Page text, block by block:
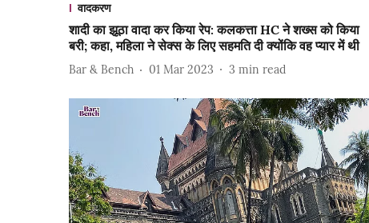
वादकरण
शादी का झूठा वादा कर किया रेप: कलकत्ता HC ने शख्स को किया
बरी; कहा, महिला ने सेक्स के लिए सहमति दी क्योंकि वह प्यार में थी
Bar & Bench 01 Mar 2023 3 min read